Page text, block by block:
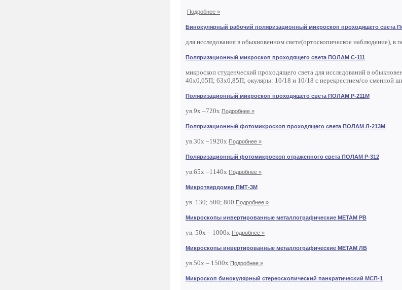
Подробнее »
Бинокулярный рабочий поляризационный микроскоп проходящего света
для исследования в обыкновенном свете(ортоскопическое наблюдение), в
Поляризационный микроскоп проходящего света ПОЛАМ С-111
микроскоп студенческий проходящего света для исследований в
40х0,65П; 63х0,85П; окуляры: 10/18 и 10/18 с перекрестием/со сменной
Поляризационный микроскоп проходящего света ПОЛАМ Р-211М
ув.9х –720х Подробнее »
Поляризационный фотомикроскоп проходящего света ПОЛАМ Л-213М
ув.30х –1920х Подробнее »
Поляризационный фотомикроскоп отраженного света ПОЛАМ Р-312
ув.65х –1140х Подробнее »
Микротвердомер ПМТ-3М
ув. 130; 500; 800 Подробнее »
Микроскопы инвертированные металлографические МЕТАМ РВ
ув. 50х – 1000х Подробнее »
Микроскопы инвертированные металлографические МЕТАМ ЛВ
ув.50х – 1500х Подробнее »
Микроскоп бинокулярный стереоскопический панкратический МСП-1